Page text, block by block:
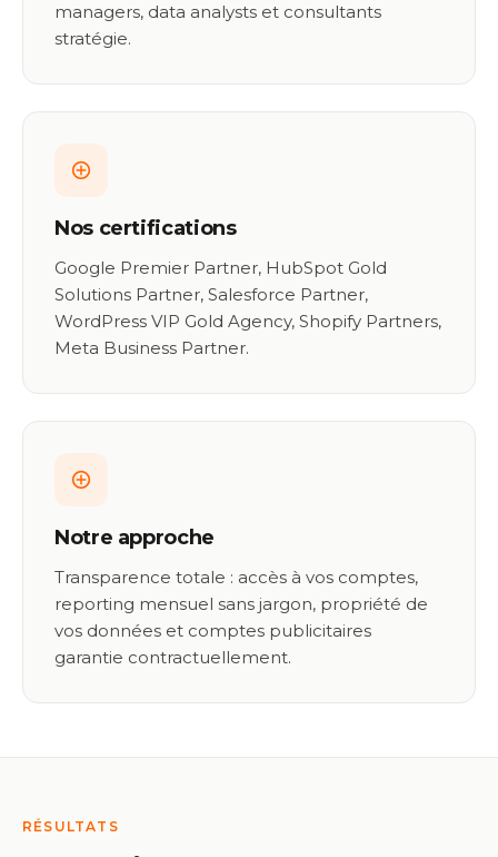
managers, data analysts et consultants
stratégie.
Nos certifications
Google Premier Partner, HubSpot Gold
Solutions Partner, Salesforce Partner,
WordPress VIP Gold Agency, Shopify Partners,
Meta Business Partner.
Notre approche
Transparence totale : accès à vos comptes,
reporting mensuel sans jargon, propriété de
vos données et comptes publicitaires
garantie contractuellement.
RÉSULTATS